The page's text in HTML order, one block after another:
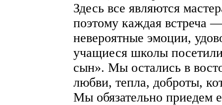
Здесь все являются
поэтому каждая встреча
невероятные эмоции,
учащиеся школы
сын». Мы остались в
любви, тепла, доброты,
Мы обязательно приедем